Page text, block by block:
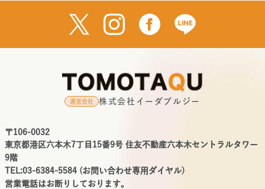
運営会社 株式会社イーダブルジー
〒106-0032
東京都港区六本木7丁目15番9号 住友不動産六本木セントラルタワー
9階
TEL:03-6384-5584 (お問い合わせ専用ダイヤル)
営業電話はお断りしております。